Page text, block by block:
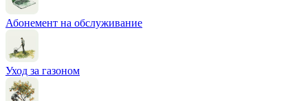
Абонемент на обслуживание
Уход за газоном